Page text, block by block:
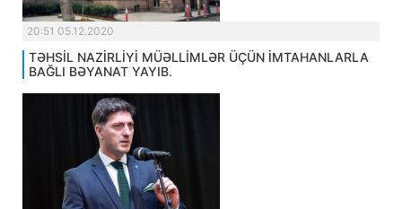
20:51 05.12.2020
TƏHSİL NAZİRLİYİ MÜƏLLİMLƏR ÜÇÜN İMTAHANLARLA
BAĞLI BƏYANAT YAYIB.